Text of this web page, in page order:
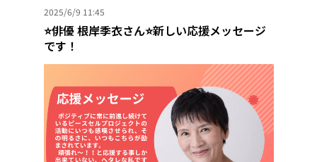
2025/6/9 11:45
⭐️俳優 根岸季衣さん⭐️新しい応援メッセージ
です！